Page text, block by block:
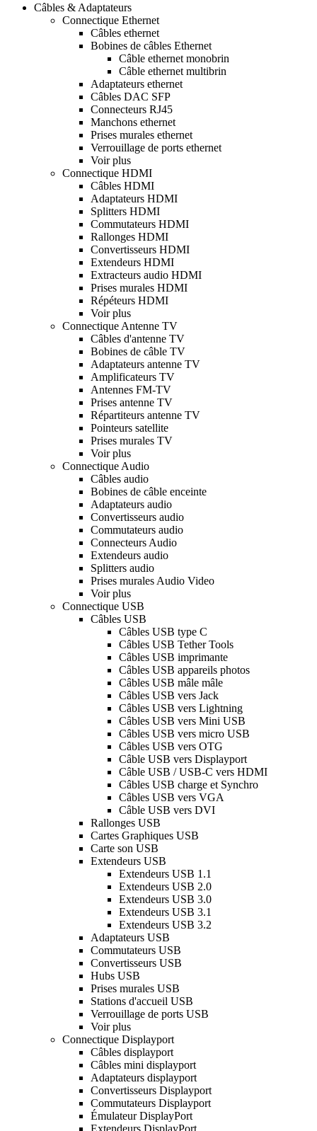
Câbles & Adaptateurs
Connectique Ethernet
Câbles ethernet
Bobines de câbles Ethernet
Câble ethernet monobrin
Câble ethernet multibrin
Adaptateurs ethernet
Câbles DAC SFP
Connecteurs RJ45
Manchons ethernet
Prises murales ethernet
Verrouillage de ports ethernet
Voir plus
Connectique HDMI
Câbles HDMI
Adaptateurs HDMI
Splitters HDMI
Commutateurs HDMI
Rallonges HDMI
Convertisseurs HDMI
Extendeurs HDMI
Extracteurs audio HDMI
Prises murales HDMI
Répéteurs HDMI
Voir plus
Connectique Antenne TV
Câbles d'antenne TV
Bobines de câble TV
Adaptateurs antenne TV
Amplificateurs TV
Antennes FM-TV
Prises antenne TV
Répartiteurs antenne TV
Pointeurs satellite
Prises murales TV
Voir plus
Connectique Audio
Câbles audio
Bobines de câble enceinte
Adaptateurs audio
Convertisseurs audio
Commutateurs audio
Connecteurs Audio
Extendeurs audio
Splitters audio
Prises murales Audio Video
Voir plus
Connectique USB
Câbles USB
Câbles USB type C
Câbles USB Tether Tools
Câbles USB imprimante
Câbles USB appareils photos
Câbles USB mâle mâle
Câbles USB vers Jack
Câbles USB vers Lightning
Câbles USB vers Mini USB
Câbles USB vers micro USB
Câbles USB vers OTG
Câble USB vers Displayport
Câble USB / USB-C vers HDMI
Câbles USB charge et Synchro
Câbles USB vers VGA
Câble USB vers DVI
Rallonges USB
Cartes Graphiques USB
Carte son USB
Extendeurs USB
Extendeurs USB 1.1
Extendeurs USB 2.0
Extendeurs USB 3.0
Extendeurs USB 3.1
Extendeurs USB 3.2
Adaptateurs USB
Commutateurs USB
Convertisseurs USB
Hubs USB
Prises murales USB
Stations d'accueil USB
Verrouillage de ports USB
Voir plus
Connectique Displayport
Câbles displayport
Câbles mini displayport
Adaptateurs displayport
Convertisseurs Displayport
Commutateurs Displayport
Émulateur DisplayPort
Extendeurs DisplayPort